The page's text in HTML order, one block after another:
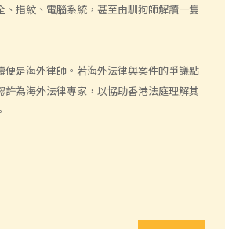
、指紋、電腦系統，甚至由馴狗師解讀一隻
便是海外律師。若海外法律與案件的爭議點
許為海外法律專家，以協助香港法庭理解其
擱置法律程序
扣押」的制裁
序中，我有哪些權利？